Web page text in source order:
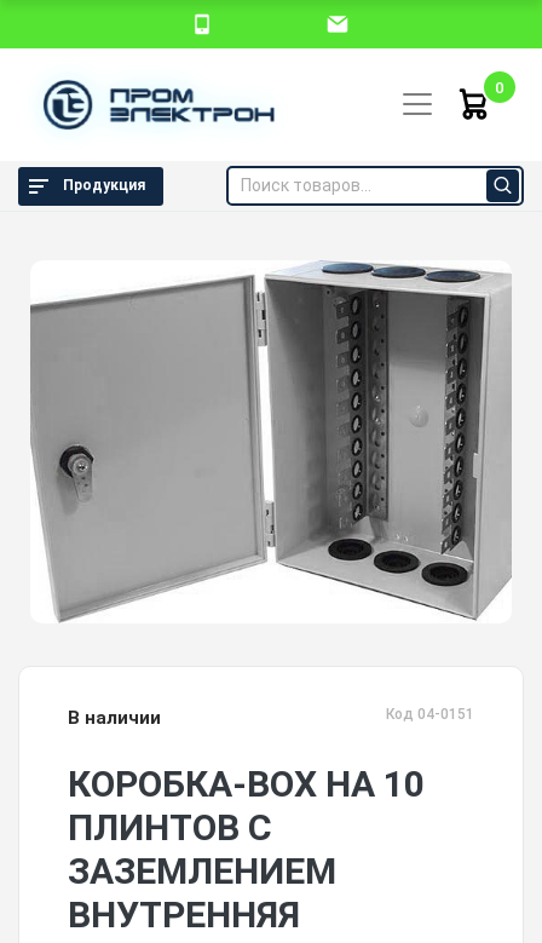
0
Продукция
В наличии Код 04-0151
КОРОБКА-BOX НА 10
ПЛИНТОВ С
ЗАЗЕМЛЕНИЕМ
ВНУТРЕННЯЯ